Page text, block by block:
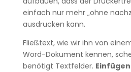
einfach nur mehr „ohne
ausdrucken kann.
Fließtext, wie wir ihn von
Word-Dokument kennen,
benötigt Textfelder.